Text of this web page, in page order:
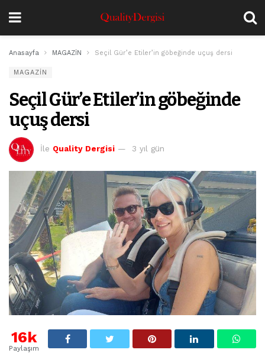
Anasayfa MAGAZİN Seçil Gür’e Etiler’in göbeğinde uçuş dersi
MAGAZİN
Seçil Gür’e Etiler’in göbeğinde
uçuş dersi
İle Quality Dergisi 3 yıl gün
16k
Paylaşım